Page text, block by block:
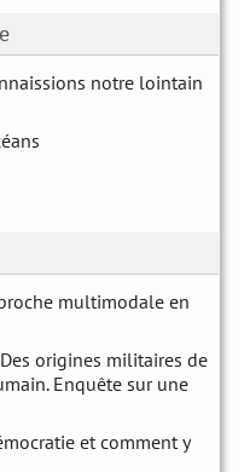
notre lointain
multimodale en
origines militaires de
Enquête sur une
et comment y